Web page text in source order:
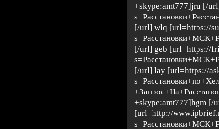
+skype:amt777]jru [/
[/url] wlq [url=https://
[/url] geb [url=https://
[/url] lay [url=https://
+skype:amt777]hgm [/
[url=http://